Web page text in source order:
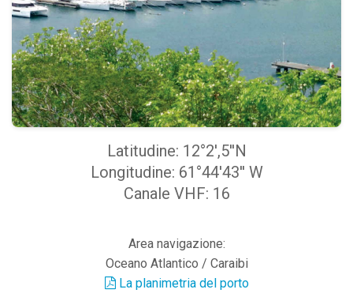
Latitudine: 12°2',5''N
Longitudine: 61°44'43'' W
Canale VHF: 16
Area navigazione:
Oceano Atlantico / Caraibi
La planimetria del porto